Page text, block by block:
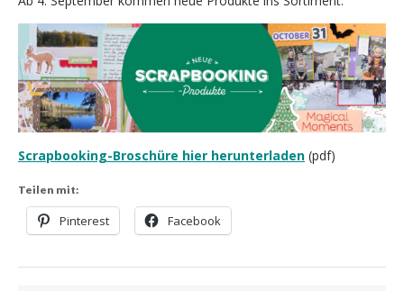
Scrapbooking-Broschüre hier herunterladen (pdf)
Teilen mit:
Pinterest Facebook